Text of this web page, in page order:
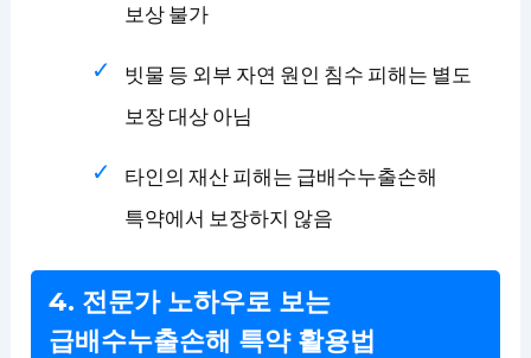
보상 불가
빗물 등 외부 자연 원인 침수 피해는 별도
보장 대상 아님
타인의 재산 피해는 급배수누출손해
특약에서 보장하지 않음
4. 전문가 노하우로 보는
급배수누출손해 특약 활용법